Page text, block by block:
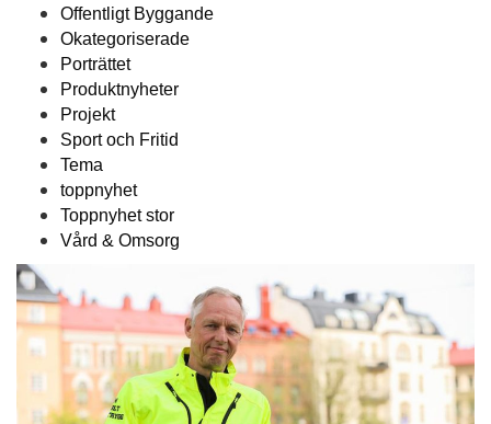
Offentligt Byggande
Okategoriserade
Porträttet
Produktnyheter
Projekt
Sport och Fritid
Tema
toppnyhet
Toppnyhet stor
Vård & Omsorg